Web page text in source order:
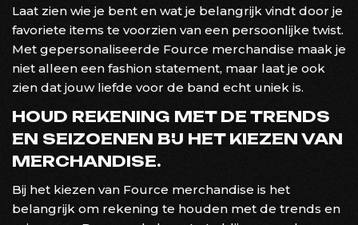
Laat zien wie je bent en wat je belangrijk vindt door je
favoriete items te voorzien van een persoonlijke twist.
Met gepersonaliseerde Fource merchandise maak je
niet alleen een fashion statement, maar laat je ook
zien dat jouw liefde voor de band echt uniek is.
HOUD REKENING MET DE TRENDS
EN SEIZOENEN BIJ HET KIEZEN VAN
MERCHANDISE.
Bij het kiezen van Fource merchandise is het
belangrijk om rekening te houden met de trends en